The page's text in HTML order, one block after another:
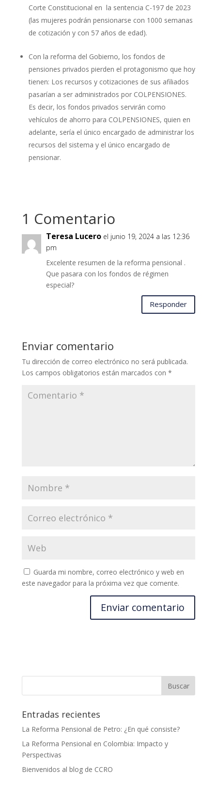
Corte Constitucional en la sentencia C-197 de 2023
(las mujeres podrán pensionarse con 1000 semanas
de cotización y con 57 años de edad).
Con la reforma del Gobierno, los fondos de
pensiones privados pierden el protagonismo que hoy
tienen: Los recursos y cotizaciones de sus afiliados
pasarían a ser administrados por COLPENSIONES.
Es decir, los fondos privados servirán como
vehículos de ahorro para COLPENSIONES, quien en
adelante, sería el único encargado de administrar los
recursos del sistema y el único encargado de
pensionar.
1 Comentario
Teresa Lucero el junio 19, 2024 a las 12:36
pm
Excelente resumen de la reforma pensional .
Que pasara con los fondos de régimen
especial?
Responder
Enviar comentario
Tu dirección de correo electrónico no será publicada.
Los campos obligatorios están marcados con *
Guarda mi nombre, correo electrónico y web en
este navegador para la próxima vez que comente.
Entradas recientes
La Reforma Pensional de Petro: ¿En qué consiste?
La Reforma Pensional en Colombia: Impacto y
Perspectivas
Bienvenidos al blog de CCRO